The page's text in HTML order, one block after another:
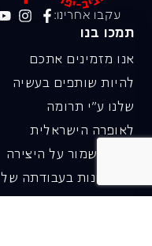
עקבו אחרינו:
תמכו בנו
אנו מזמינים אתכם
להיות שותפים בעשיה
שלנו ע"י תרומה
לאופרה הישראלית
ובכך לשמור על היצירה
והחדשנות בעבודתה של